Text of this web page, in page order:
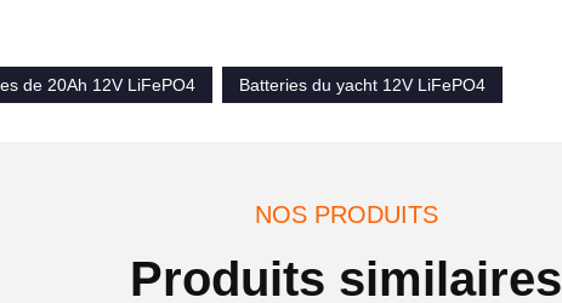
de 20Ah 12V LiFePO4 Batteries du yacht 12V LiFePO4
NOS PRODUITS
Produits similaires